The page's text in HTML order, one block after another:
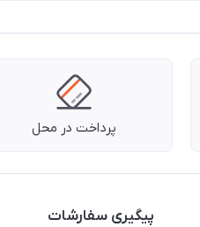
پرداخت در محل
پیگیری سفارشات